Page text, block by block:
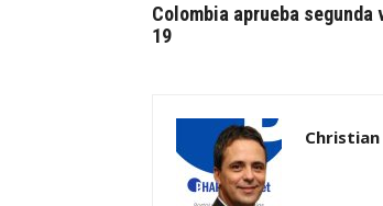
Colombia aprueba segunda
19